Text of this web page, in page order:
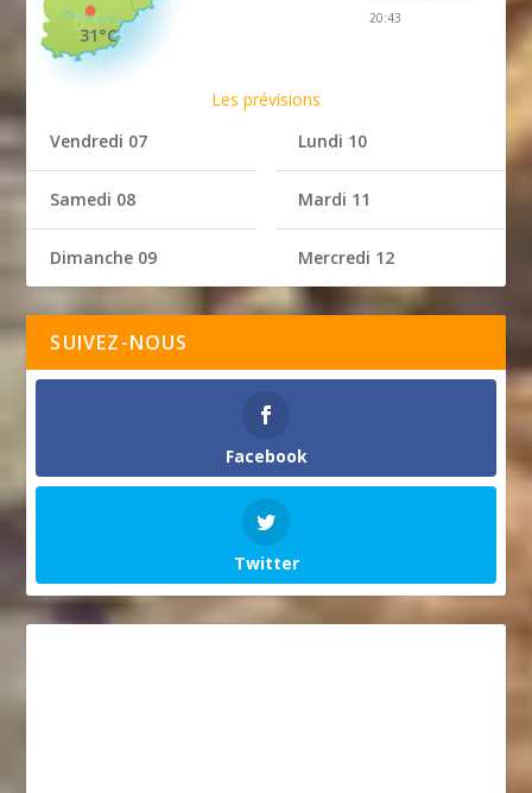
31°C
20:43
Les prévisions
Vendredi 07
Samedi 08
Dimanche 09
Lundi 10
Mardi 11
Mercredi 12
SUIVEZ-NOUS
Facebook
Twitter